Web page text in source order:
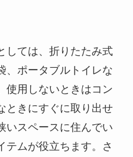
しては、折りたたみ式
、ポータブルトイレな
使用しないときはコン
ときにすぐに取り出せ
いスペースに住んでい
テムが役立ちます。さ